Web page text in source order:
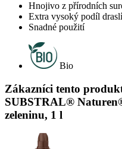
Hnojivo z přírodních
Extra vysoký podíl
Snadné použití
Bio
Zákazníci tento
SUBSTRAL®
zeleninu, 1 l